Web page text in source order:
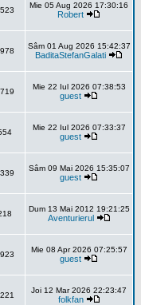
Mie 05 Aug 2026 17:30:16
Robert
Sâm 01 Aug 2026 15:42:37
BaditaStefanGalati
Mie 22 Iul 2026 07:38:53
guest
Mie 22 Iul 2026 07:33:37
guest
Sâm 09 Mai 2026 15:35:07
guest
Dum 13 Mai 2012 19:21:25
Aventurierul
Mie 08 Apr 2026 07:25:57
guest
Joi 12 Mar 2026 22:23:47
folkfan